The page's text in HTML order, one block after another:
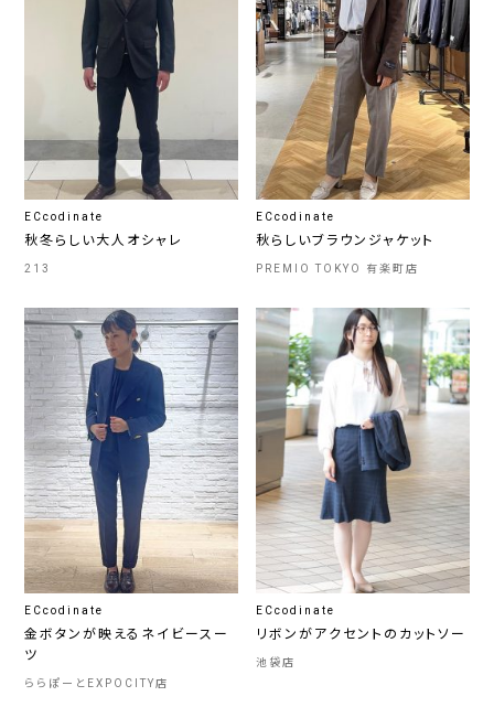
ECcodinate
秋冬らしい大人オシャレ
213
ECcodinate
秋らしいブラウンジャケット
PREMIO TOKYO 有楽町店
ECcodinate
金ボタンが映えるネイビースー
ツ
ららぽーとEXPOCITY店
ECcodinate
リボンがアクセントのカットソー
池袋店